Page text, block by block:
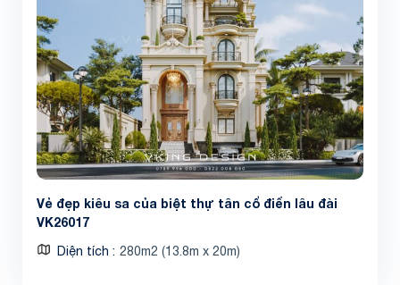
Vẻ đẹp kiêu sa của biệt thự tân cổ điển lâu đài
VK26017
Diện tích 280m2 (13.8m x 20m)